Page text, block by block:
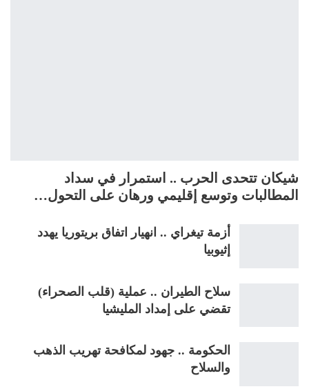
شيكان تتحدى الحرب .. استمرار في سداد
المطالبات وتوسع إقليمي ورهان على التحول…
أزمة تيغراي .. انهيار اتفاق بريتوريا يهدد
إثيوبيا
سلاح الطيران .. عملية (قلب الصحراء)
تقضي على إمداد المليشيا
الحكومة .. جهود لمكافحة تهريب الذهب
والسلاح